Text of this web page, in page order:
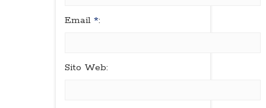
Email *:
Sito Web: